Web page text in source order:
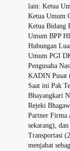
lain: Ketua
Ketua Umum
Ketua Bidang
Umum BPP
Hubungan
Umum PGI
Pengusaha
KADIN Pusat
Saat ini Pak
Bhayangkari
Rejeki
Partner Firma
sekarang),
Transportasi
menjabat